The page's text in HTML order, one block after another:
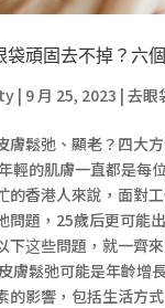
袋頑固去不掉？六
| 9 月 25, 2023 | 去眼
膚鬆弛、顯老？四大
輕的肌膚一直都是每
的香港人來說，面對
問題，25歲后更可能
下这些問題，就一齊
膚鬆弛可能是年齡增
的影響，包括生活方